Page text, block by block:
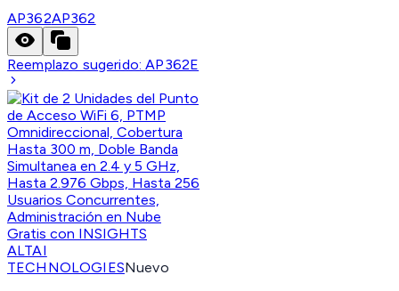
AP362AP362
Reemplazo sugerido:AP362E
ALTAI
TECHNOLOGIESNuevo